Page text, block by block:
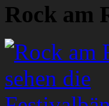
Rock am